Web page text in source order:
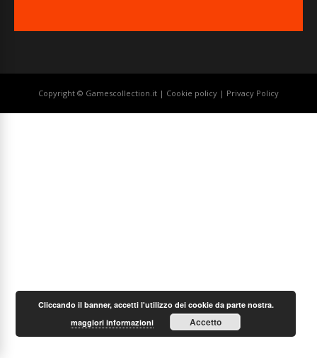
Copyright © Gamescollection.it | Cookie policy | Privacy Policy
Cliccando il banner, accetti l'utilizzo dei cookie da parte nostra.
maggiori informazioni
Accetto